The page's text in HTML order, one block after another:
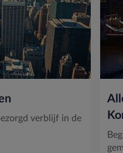
verblijf in de